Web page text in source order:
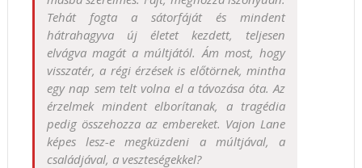
Tehát fogta a sátorfáját és mindent
hátrahagyva új életet kezdett, teljesen
elvágva magát a múltjától. Ám most, hogy
visszatér, a régi érzések is előtörnek, mintha
egy nap sem telt volna el a távozása óta. Az
érzelmek mindent elborítanak, a tragédia
pedig összehozza az embereket. Vajon Lane
képes lesz-e megküzdeni a múltjával, a
családjával, a veszteségekkel?